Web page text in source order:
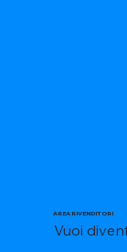
AREA RIVENDITORI
Vuoi